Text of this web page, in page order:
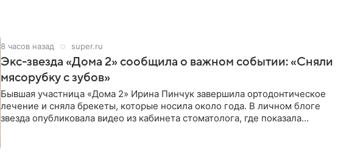
8 часов назад super.ru
Экс-звезда «Дома 2» сообщила о важном событии: «Сняли
мясорубку с зубов»
Бывшая участница «Дома 2» Ирина Пинчук завершила ортодонтическое
лечение и сняла брекеты, которые носила около года. В личном блоге
звезда опубликовала видео из кабинета стоматолога, где показала